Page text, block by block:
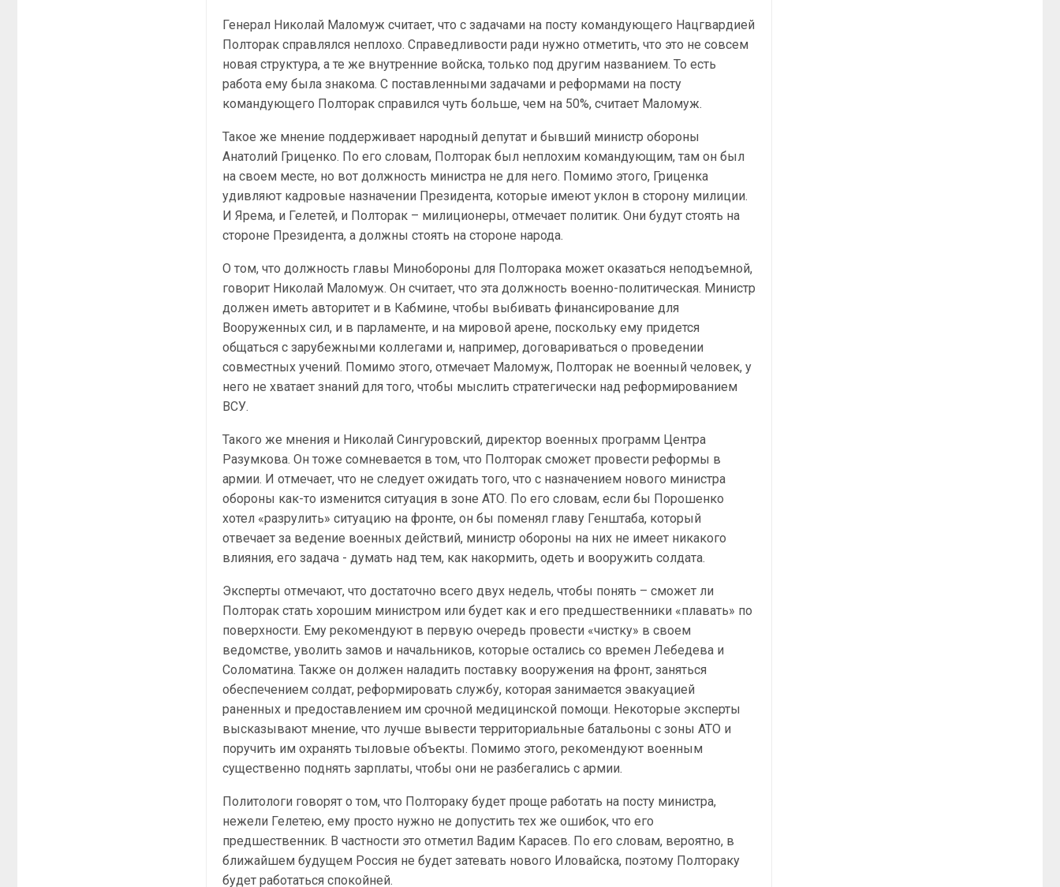
Генерал Николай Маломуж считает, что с задачами на посту командующего Нацгвардией
Полторак справлялся неплохо. Справедливости ради нужно отметить, что это не совсем
новая структура, а те же внутренние войска, только под другим названием. То есть
работа ему была знакома. С поставленными задачами и реформами на посту
командующего Полторак справился чуть больше, чем на 50%, считает Маломуж.
Такое же мнение поддерживает народный депутат и бывший министр обороны
Анатолий Гриценко. По его словам, Полторак был неплохим командующим, там он был
на своем месте, но вот должность министра не для него. Помимо этого, Гриценка
удивляют кадровые назначении Президента, которые имеют уклон в сторону милиции.
И Ярема, и Гелетей, и Полторак – милиционеры, отмечает политик. Они будут стоять на
стороне Президента, а должны стоять на стороне народа.
О том, что должность главы Минобороны для Полторака может оказаться неподъемной,
говорит Николай Маломуж. Он считает, что эта должность военно-политическая. Министр
должен иметь авторитет и в Кабмине, чтобы выбивать финансирование для
Вооруженных сил, и в парламенте, и на мировой арене, поскольку ему придется
общаться с зарубежными коллегами и, например, договариваться о проведении
совместных учений. Помимо этого, отмечает Маломуж, Полторак не военный человек, у
него не хватает знаний для того, чтобы мыслить стратегически над реформированием
ВСУ.
Такого же мнения и Николай Сингуровский, директор военных программ Центра
Разумкова. Он тоже сомневается в том, что Полторак сможет провести реформы в
армии. И отмечает, что не следует ожидать того, что с назначением нового министра
обороны как-то изменится ситуация в зоне АТО. По его словам, если бы Порошенко
хотел «разрулить» ситуацию на фронте, он бы поменял главу Генштаба, который
отвечает за ведение военных действий, министр обороны на них не имеет никакого
влияния, его задача - думать над тем, как накормить, одеть и вооружить солдата.
Эксперты отмечают, что достаточно всего двух недель, чтобы понять – сможет ли
Полторак стать хорошим министром или будет как и его предшественники «плавать» по
поверхности. Ему рекомендуют в первую очередь провести «чистку» в своем
ведомстве, уволить замов и начальников, которые остались со времен Лебедева и
Соломатина. Также он должен наладить поставку вооружения на фронт, заняться
обеспечением солдат, реформировать службу, которая занимается эвакуацией
раненных и предоставлением им срочной медицинской помощи. Некоторые эксперты
высказывают мнение, что лучше вывести территориальные батальоны с зоны АТО и
поручить им охранять тыловые объекты. Помимо этого, рекомендуют военным
существенно поднять зарплаты, чтобы они не разбегались с армии.
Политологи говорят о том, что Полтораку будет проще работать на посту министра,
нежели Гелетею, ему просто нужно не допустить тех же ошибок, что его
предшественник. В частности это отметил Вадим Карасев. По его словам, вероятно, в
ближайшем будущем Россия не будет затевать нового Иловайска, поэтому Полтораку
будет работаться спокойней.